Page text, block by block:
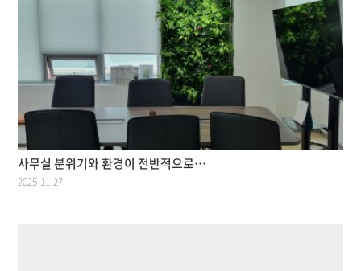
사무실 분위기와 환경이 전반적으로…
2025-11-27